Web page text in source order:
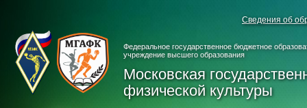
Сведения об
Федеральное государственное бюджетное
учреждение высшего образования
Московская
физической культуры